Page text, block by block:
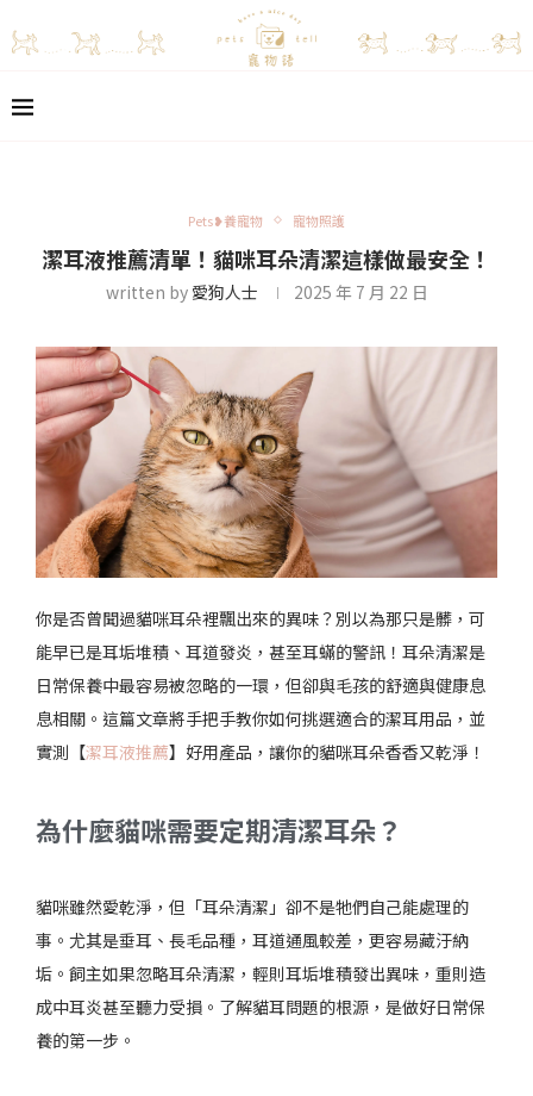
Pets❥養寵物 寵物照護
潔耳液推薦清單！貓咪耳朵清潔這樣做最安全！
written by 愛狗人士 2025 年 7 月 22 日
你是否曾聞過貓咪耳朵裡飄出來的異味？別以為那只是髒，可
能早已是耳垢堆積、耳道發炎，甚至耳蟎的警訊！耳朵清潔是
日常保養中最容易被忽略的一環，但卻與毛孩的舒適與健康息
息相關。這篇文章將手把手教你如何挑選適合的潔耳用品，並
實測【潔耳液推薦】好用產品，讓你的貓咪耳朵香香又乾淨！
為什麼貓咪需要定期清潔耳朵？
貓咪雖然愛乾淨，但「耳朵清潔」卻不是牠們自己能處理的
事。尤其是垂耳、長毛品種，耳道通風較差，更容易藏汙納
垢。飼主如果忽略耳朵清潔，輕則耳垢堆積發出異味，重則造
成中耳炎甚至聽力受損。了解貓耳問題的根源，是做好日常保
養的第一步。